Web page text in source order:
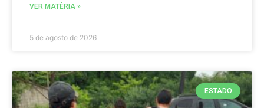
VER MATÉRIA »
5 de agosto de 2026
ESTADO